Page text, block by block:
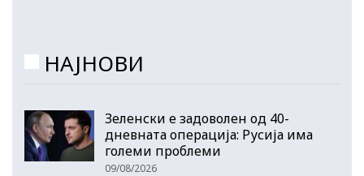
НАЈНОВИ
Зеленски е задоволен од 40-
дневната операција: Русија има
големи проблеми
09/08/2026